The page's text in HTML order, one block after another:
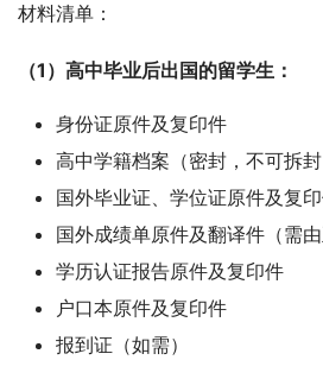
材料清单：
（1）高中毕业后出国的留学生：
身份证原件及复印件
高中学籍档案（密封，不可拆封
国外毕业证、学位证原件及复
国外成绩单原件及翻译件（需由
学历认证报告原件及复印件
户口本原件及复印件
报到证（如需）